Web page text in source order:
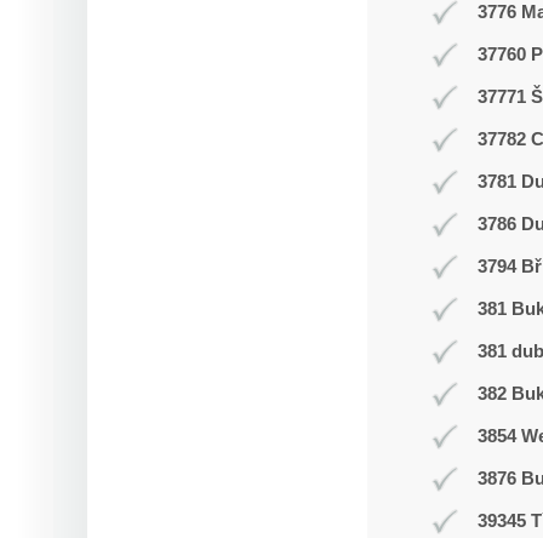
3776
37760
37771
37782
3781
3786
3794
381
381 dub
382
3854
3876
39345